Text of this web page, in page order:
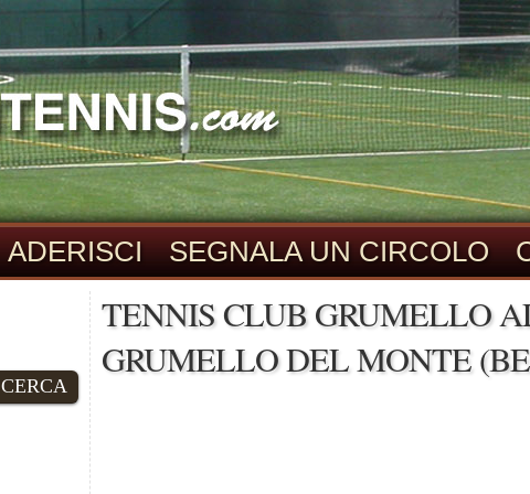
ADERISCI SEGNALA UN CIRCOLO
CERCA
TENNIS CLUB GRUMELLO
GRUMELLO DEL MONTE